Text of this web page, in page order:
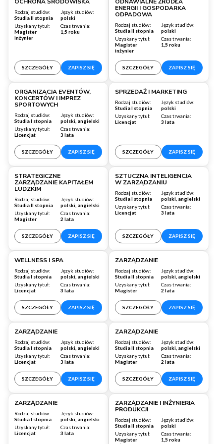
Rodzaj studiów:
Studia II stopnia
Język studiów:
polski
Uzyskany tytuł:
Magister
inżynier
Czas trwania:
1,5 roku
SZCZEGÓŁY ZAPISZ SIĘ
ENERGII I GOSPODARKA
ODPADOWA
Rodzaj studiów:
Studia II stopnia
Język studiów:
polski
Uzyskany tytuł:
Magister
inżynier
Czas trwania:
1,5 roku
SZCZEGÓŁY ZAPISZ SIĘ
Warszawa
ORGANIZACJA EVENTÓW,
KONCERTÓW I IMPREZ
SPORTOWYCH
Rodzaj studiów:
Studia I stopnia
Język studiów:
polski, angielski
Uzyskany tytuł:
Licencjat
Czas trwania:
3 lata
SZCZEGÓŁY ZAPISZ SIĘ
Wrocław
SPRZEDAŻ I MARKETING
Rodzaj studiów:
Studia I stopnia
Język studiów:
polski
Uzyskany tytuł:
Licencjat
Czas trwania:
3 lata
SZCZEGÓŁY ZAPISZ SIĘ
STRATEGICZNE
ZARZĄDZANIE KAPITAŁEM
LUDZKIM
Rodzaj studiów:
Studia II stopnia
Język studiów:
polski, angielski
Uzyskany tytuł:
Magister
Czas trwania:
2 lata
SZCZEGÓŁY ZAPISZ SIĘ
Warszawa
SZTUCZNA INTELIGENCJA
W ZARZĄDZANIU
Rodzaj studiów:
Studia I stopnia
Język studiów:
polski, angielski
Uzyskany tytuł:
Licencjat
Czas trwania:
3 lata
SZCZEGÓŁY ZAPISZ SIĘ
WELLNESS I SPA
Rodzaj studiów:
Studia I stopnia
Język studiów:
polski, angielski
Uzyskany tytuł:
Licencjat
Czas trwania:
3 lata
SZCZEGÓŁY ZAPISZ SIĘ
ZARZĄDZANIE
Rodzaj studiów:
Studia II stopnia
Język studiów:
polski, angielski
Uzyskany tytuł:
Magister
Czas trwania:
2 lata
SZCZEGÓŁY ZAPISZ SIĘ
ZARZĄDZANIE
Rodzaj studiów:
Studia I stopnia
Język studiów:
polski, angielski
Uzyskany tytuł:
Licencjat
Czas trwania:
3 lata
SZCZEGÓŁY ZAPISZ SIĘ
ZARZĄDZANIE
Rodzaj studiów:
Studia II stopnia
Język studiów:
polski, angielski
Uzyskany tytuł:
Magister
Czas trwania:
2 lata
SZCZEGÓŁY ZAPISZ SIĘ
ZARZĄDZANIE
Rodzaj studiów:
Studia I stopnia
Język studiów:
polski, angielski
Uzyskany tytuł:
Licencjat
Czas trwania:
3 lata
Warszawa
ZARZĄDZANIE I INŻYNIERIA
PRODUKCJI
Rodzaj studiów:
Studia II stopnia
Język studiów:
polski
Uzyskany tytuł:
Magister
Czas trwania:
1,5 roku